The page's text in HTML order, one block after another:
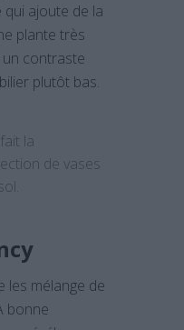
ajoute de la
plante très
contraste
plutôt bas.
la
de vases
les mélange de
bonne